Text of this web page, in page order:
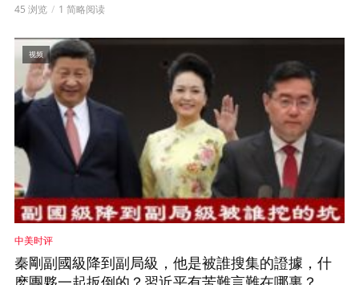
45 浏览 1 简略阅读
视频
中美时评
秦剛副國級降到副局級，他是被誰搜集的證據，什